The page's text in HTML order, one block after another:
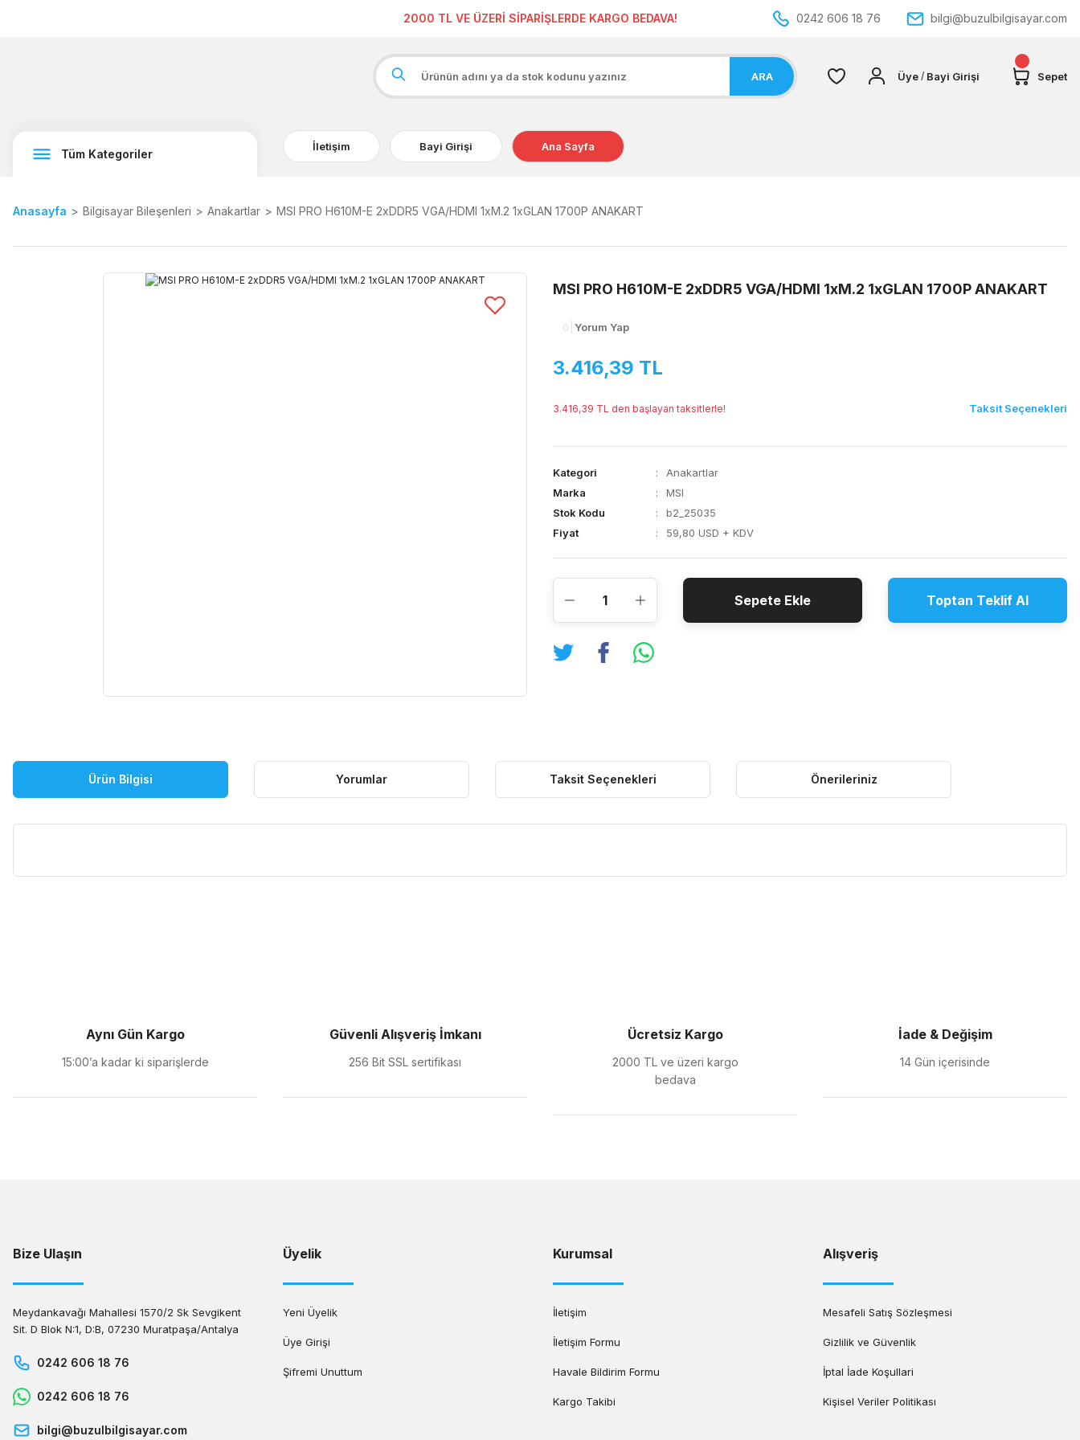
2000 TL VE ÜZERİ SİPARİŞLERDE KARGO BEDAVA! 0242 606 18 76 bilgi@buzulbilgisayar.com
ARA Üye / Bayi Girişi Sepet
Tüm Kategoriler
İletişim Bayi Girişi Ana Sayfa
Anasayfa Bilgisayar Bileşenleri Anakartlar MSI PRO H610M-E 2xDDR5 VGA/HDMI 1xM.2 1xGLAN 1700P ANAKART
MSI PRO H610M-E 2xDDR5 VGA/HDMI 1xM.2 1xGLAN 1700P ANAKART
0 Yorum Yap
3.416,39 TL
3.416,39 TL den başlayan taksitlerle! Taksit Seçenekleri
Kategori
Anakartlar
Marka
MSI
Stok Kodu
b2_25035
Fiyat
59,80 USD + KDV
Sepete Ekle Toptan Teklif Al
Ürün Bilgisi Yorumlar Taksit Seçenekleri Önerileriniz
Ürün fiyatı diğer sitelerden daha pahalı.
Bu ürüne benzer farklı alternatifler olmalı.
Aynı Gün Kargo
15:00’a kadar ki siparişlerde
Güvenli Alışveriş İmkanı
256 Bit SSL sertifikası
Ücretsiz Kargo
2000 TL ve üzeri kargo
bedava
İade & Değişim
14 Gün içerisinde
Bize Ulaşın
Meydankavağı Mahallesi 1570/2 Sk Sevgikent
Sit. D Blok N:1, D:B, 07230 Muratpaşa/Antalya
0242 606 18 76
0242 606 18 76
bilgi@buzulbilgisayar.com
Üyelik
Yeni Üyelik
Üye Girişi
Şifremi Unuttum
Kurumsal
İletişim
İletişim Formu
Havale Bildirim Formu
Kargo Takibi
Alışveriş
Mesafeli Satış Sözleşmesi
Gizlilik ve Güvenlik
İptal İade Koşullari
Kişisel Veriler Politikası